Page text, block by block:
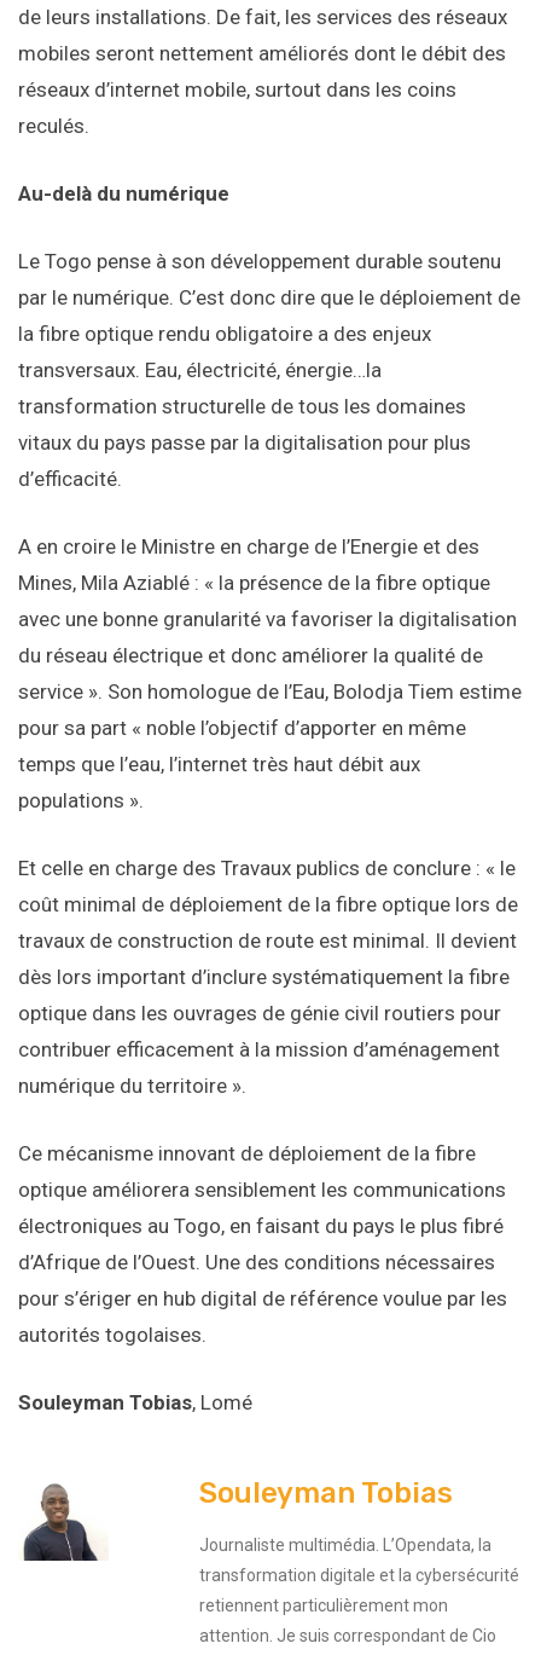
de leurs installations. De fait, les services des réseaux
mobiles seront nettement améliorés dont le débit des
réseaux d’internet mobile, surtout dans les coins
reculés.
Au-delà du numérique
Le Togo pense à son développement durable soutenu
par le numérique. C’est donc dire que le déploiement de
la fibre optique rendu obligatoire a des enjeux
transversaux. Eau, électricité, énergie…la
transformation structurelle de tous les domaines
vitaux du pays passe par la digitalisation pour plus
d’efficacité.
A en croire le Ministre en charge de l’Energie et des
Mines, Mila Aziablé : « la présence de la fibre optique
avec une bonne granularité va favoriser la digitalisation
du réseau électrique et donc améliorer la qualité de
service ». Son homologue de l’Eau, Bolodja Tiem estime
pour sa part « noble l’objectif d’apporter en même
temps que l’eau, l’internet très haut débit aux
populations ».
Et celle en charge des Travaux publics de conclure : « le
coût minimal de déploiement de la fibre optique lors de
travaux de construction de route est minimal. Il devient
dès lors important d’inclure systématiquement la fibre
optique dans les ouvrages de génie civil routiers pour
contribuer efficacement à la mission d’aménagement
numérique du territoire ».
Ce mécanisme innovant de déploiement de la fibre
optique améliorera sensiblement les communications
électroniques au Togo, en faisant du pays le plus fibré
d’Afrique de l’Ouest. Une des conditions nécessaires
pour s’ériger en hub digital de référence voulue par les
autorités togolaises.
Souleyman Tobias, Lomé
Souleyman Tobias
Journaliste multimédia. L’Opendata, la
transformation digitale et la cybersécurité
retiennent particulièrement mon
attention. Je suis correspondant de Cio